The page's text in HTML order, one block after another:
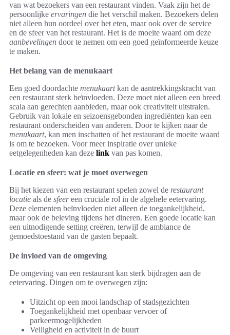
van wat bezoekers van een restaurant vinden. Vaak zijn het de
persoonlijke ervaringen die het verschil maken. Bezoekers delen
niet alleen hun oordeel over het eten, maar ook over de service
en de sfeer van het restaurant. Het is de moeite waard om deze
aanbevelingen door te nemen om een goed geïnformeerde keuze
te maken.
Het belang van de menukaart
Een goed doordachte menukaartkan de aantrekkingskracht van
een restaurant sterk beïnvloeden. Deze moet niet alleen een breed
scala aan gerechten aanbieden, maar ook creativiteit uitstralen.
Gebruik van lokale en seizoensgebonden ingrediënten kan een
restaurant onderscheiden van anderen. Door te kijken naar de
menukaart, kan men inschatten of het restaurant de moeite waard
is om te bezoeken. Voor meer inspiratie over unieke
eetgelegenheden kan deze link van pas komen.
Locatie en sfeer: wat je moet overwegen
Bij het kiezen van een restaurant spelen zowel de restaurant
locatie als de sfeereen cruciale rol in de algehele eetervaring.
Deze elementen beïnvloeden niet alleen de toegankelijkheid,
maar ook de beleving tijdens het dineren. Een goede locatie kan
een uitnodigende setting creëren, terwijl de ambiance de
gemoedstoestand van de gasten bepaalt.
De invloed van de omgeving
De omgeving van een restaurant kan sterk bijdragen aan de
eetervaring. Dingen om te overwegen zijn:
Uitzicht op een mooi landschap of stadsgezichten
Toegankelijkheid met openbaar vervoer of
parkeermogelijkheden
Veiligheid en activiteit in de buurt